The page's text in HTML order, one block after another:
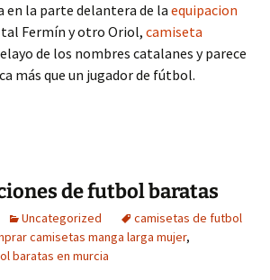
en la parte delantera de la equipacion
Fermín y otro Oriol, camiseta
de los nombres catalanes y parece
más que un jugador de fútbol.
de futbol baratas
Uncategorized
camisetas de futbol
camisetas manga larga mujer,
baratas en murcia